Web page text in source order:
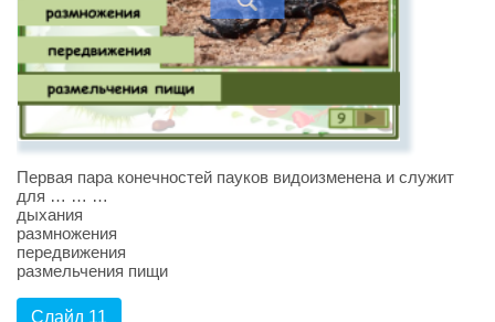
Первая пара конечностей пауков видоизменена и служит
для … … …
дыхания
размножения
передвижения
размельчения пищи
Слайд 11